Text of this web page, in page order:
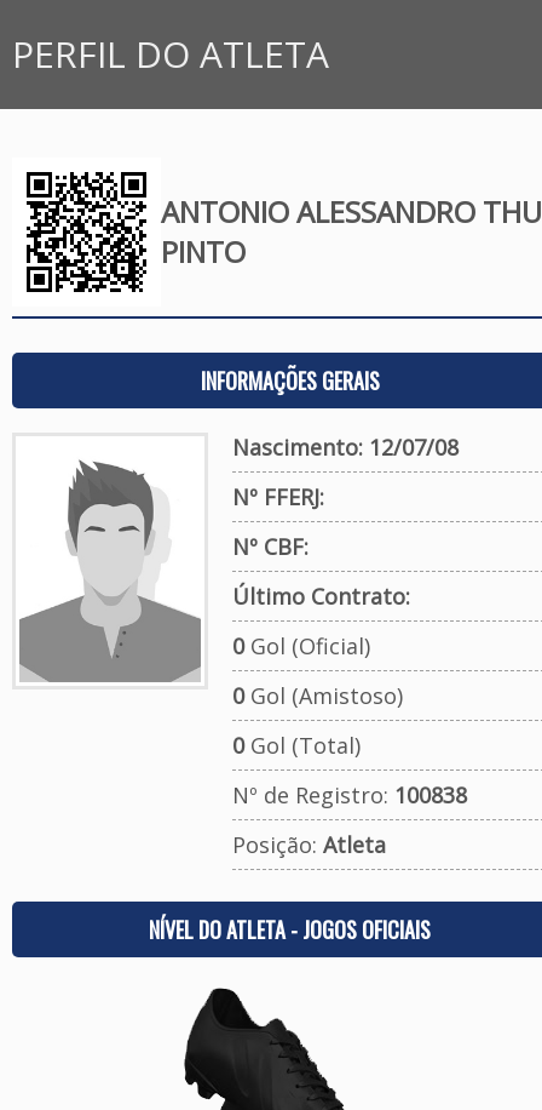
PERFIL DO ATLETA
ANTONIO ALESSANDRO
PINTO
INFORMAÇÕES GERAIS
Nascimento: 12/07/08
Nº FFERJ:
Nº CBF:
Último Contrato:
0Gol (Oficial)
0Gol (Amistoso)
0Gol (Total)
Nº de Registro: 100838
Posição: Atleta
NÍVEL DO ATLETA - JOGOS OFICIAIS